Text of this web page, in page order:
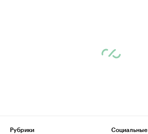
Рубрики
Социальные